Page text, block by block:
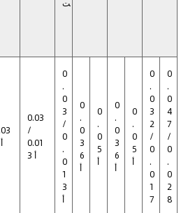
ت
2 أ
0.03
/
0.01
3 أ
0
.
0
3
/
0
.
0
1
3
أ
0
.
0
3
6
أ
0
.
0
5
أ
0
.
0
3
6
أ
0
.
0
5
أ
0
.
0
3
2
/
0
.
0
1
7
0
.
0
4
7
/
0
.
0
2
8